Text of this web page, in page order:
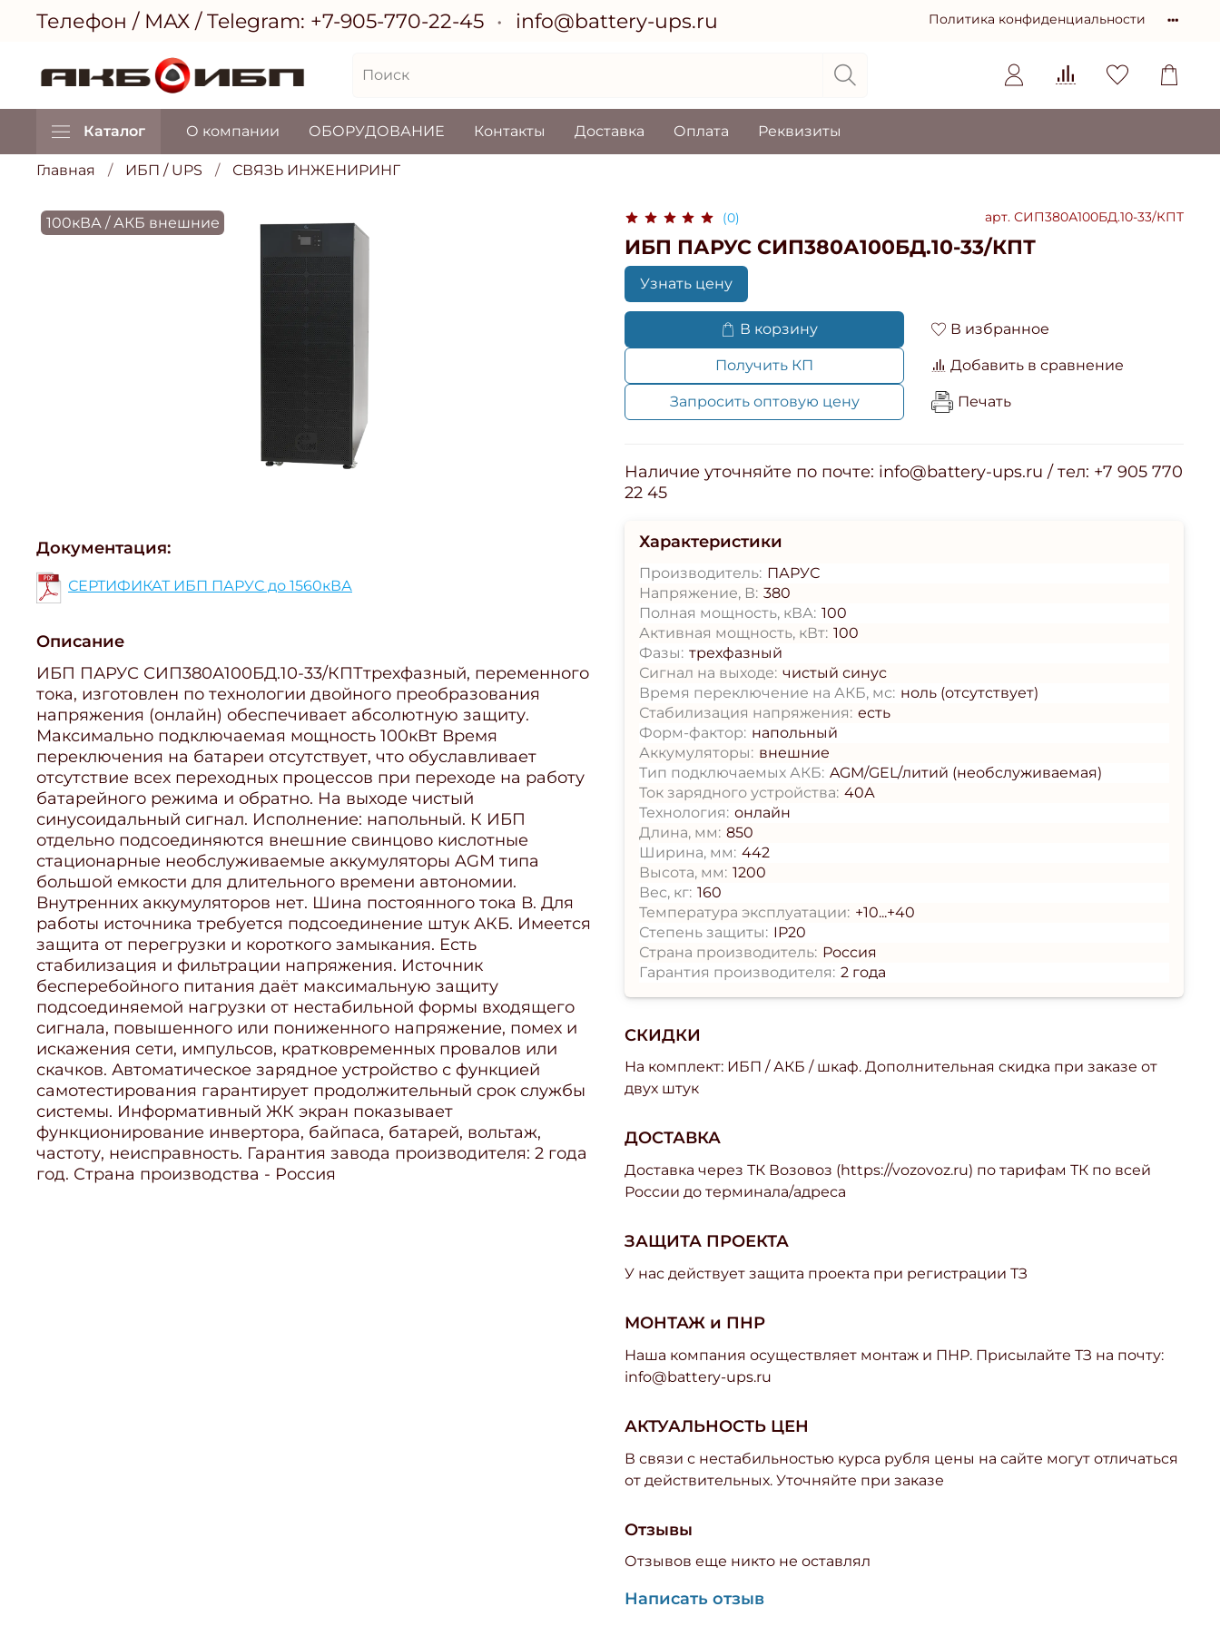
Политика конфиденциальности
Телефон / МАХ / Telegram: +7-905-770-22-45 info@battery-ups.ru
Каталог О компании ОБОРУДОВАНИЕ Контакты Доставка Оплата Реквизиты
Главная ИБП / UPS СВЯЗЬ ИНЖЕНИРИНГ
Документация:
СЕРТИФИКАТ ИБП ПАРУС до 1560кВА
Описание
ИБП ПАРУС СИП380А100БД.10-33/КПТтрехфазный, переменного
тока, изготовлен по технологии двойного преобразования
напряжения (онлайн) обеспечивает абсолютную защиту.
Максимально подключаемая мощность 100кВт Время
переключения на батареи отсутствует, что обуславливает
отсутствие всех переходных процессов при переходе на работу
батарейного режима и обратно. На выходе чистый
синусоидальный сигнал. Исполнение: напольный. К ИБП
отдельно подсоединяются внешние свинцово кислотные
стационарные необслуживаемые аккумуляторы AGM типа
большой емкости для длительного времени автономии.
Внутренних аккумуляторов нет. Шина постоянного тока В. Для
работы источника требуется подсоединение штук АКБ. Имеется
защита от перегрузки и короткого замыкания. Есть
стабилизация и фильтрации напряжения. Источник
бесперебойного питания даёт максимальную защиту
подсоединяемой нагрузки от нестабильной формы входящего
сигнала, повышенного или пониженного напряжение, помех и
искажения сети, импульсов, кратковременных провалов или
скачков. Автоматическое зарядное устройство с функцией
самотестирования гарантирует продолжительный срок службы
системы. Информативный ЖК экран показывает
функционирование инвертора, байпаса, батарей, вольтаж,
частоту, неисправность. Гарантия завода производителя: 2 года
год. Страна производства - Россия
100кВА / АКБ внешние (0) арт. СИП380А100БД.10-33/КПТ
ИБП ПАРУС СИП380А100БД.10-33/КПТ
Узнать цену
В корзину
Получить КП
Запросить оптовую цену
В избранное
Добавить в сравнение
Печать
Наличие уточняйте по почте: info@battery-ups.ru / тел: +7 905 770
22 45
СКИДКИ
На комплект: ИБП / АКБ / шкаф. Дополнительная скидка при заказе от
двух штук
ДОСТАВКА
Доставка через ТК Возовоз (https://vozovoz.ru) по тарифам ТК по всей
России до терминала/адреса
ЗАЩИТА ПРОЕКТА
У нас действует защита проекта при регистрации ТЗ
МОНТАЖ и ПНР
Наша компания осуществляет монтаж и ПНР. Присылайте ТЗ на почту:
info@battery-ups.ru
АКТУАЛЬНОСТЬ ЦЕН
В связи с нестабильностью курса рубля цены на сайте могут отличаться
от действительных. Уточняйте при заказе
Характеристики
Производитель: ПАРУС
Напряжение, В: 380
Полная мощность, кВА: 100
Активная мощность, кВт: 100
Фазы: трехфазный
Сигнал на выходе: чистый синус
Время переключение на АКБ, мс: ноль (отсутствует)
Стабилизация напряжения: есть
Форм-фактор: напольный
Аккумуляторы: внешние
Тип подключаемых АКБ: AGM/GEL/литий (необслуживаемая)
Ток зарядного устройства: 40А
Технология: онлайн
Длина, мм: 850
Ширина, мм: 442
Высота, мм: 1200
Вес, кг: 160
Температура эксплуатации: +10...+40
Степень защиты: IP20
Страна производитель: Россия
Гарантия производителя: 2 года
Отзывы
Отзывов еще никто не оставлял
Написать отзыв